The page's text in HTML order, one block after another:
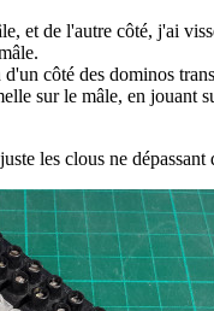
et de l'autre côté, j'ai
côté des dominos
sur le mâle, en jouant
les clous ne dépassant